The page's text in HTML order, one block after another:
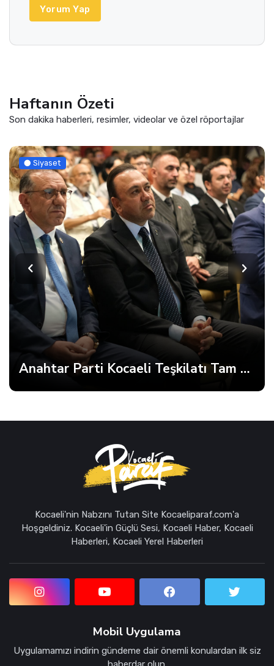
Yorum Yap
Haftanın Özeti
Son dakika haberleri, resimler, videolar ve özel röportajlar
Siyaset
Anahtar Parti Kocaeli Teşkilatı Tam Kadro Toplandı
Kocaeli'nin Nabzını Tutan Site Kocaeliparaf.com'a
Hoşgeldiniz. Kocaeli'in Güçlü Sesi, Kocaeli Haber, Kocaeli
Haberleri, Kocaeli Yerel Haberleri
Mobil Uygulama
Uygulamamızı indirin gündeme dair önemli konulardan ilk siz